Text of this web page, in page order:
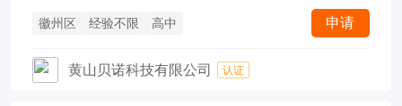
徽州区 经验不限 高中 申请
黄山贝诺科技有限公司 认证